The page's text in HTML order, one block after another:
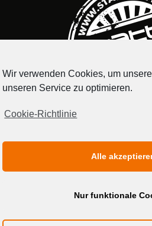
Wir verwenden Cookies, um
unseren Service zu optimieren.
Cookie-Richtlinie
Alle
Nur funktionale